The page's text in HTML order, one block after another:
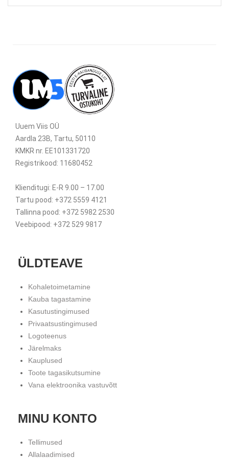
Uuem Viis OÜ
Aardla 23B, Tartu, 50110
KMKR nr. EE101331720
Registrikood: 11680452
Klienditugi: E-R 9.00 – 17.00
Tartu pood: +372 5559 4121
Tallinna pood: +372 5982 2530
Veebipood: +372 529 9817
ÜLDTEAVE
Kohaletoimetamine
Kauba tagastamine
Kasutustingimused
Privaatsustingimused
Logoteenus
Järelmaks
Kauplused
Toote tagasikutsumine
Vana elektroonika vastuvõtt
MINU KONTO
Tellimused
Allalaadimised